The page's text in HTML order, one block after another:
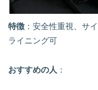
特徴 ：安全性重視、サ
ライニング可
おすすめの人 ：